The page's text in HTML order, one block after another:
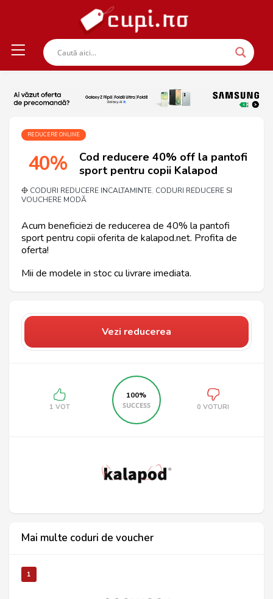
REDUCERE ONLINE
40%
Cod reducere 40% off la pantofi
sport pentru copii Kalapod
CODURI REDUCERE INCALTAMINTE, CODURI REDUCERE SI
VOUCHERE MODĂ
Acum beneficiezi de reducerea de 40% la pantofi
sport pentru copii oferita de kalapod.net. Profita de
oferta!
Mii de modele in stoc cu livrare imediata.
Vezi reducerea
1 VOT
100%
SUCCESS 0 VOTURI
Mai multe coduri de voucher
1